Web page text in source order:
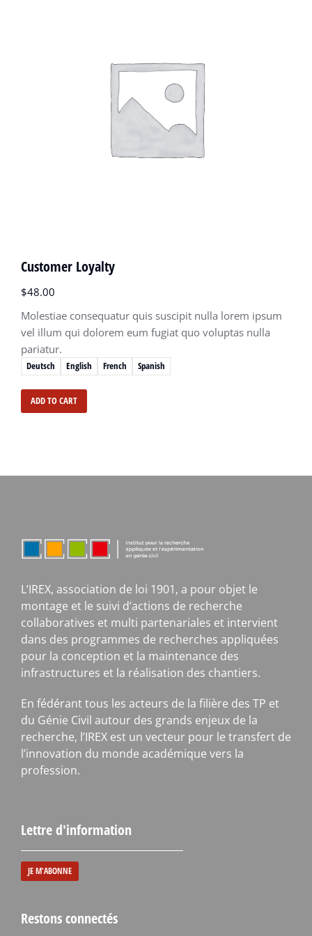
Deutsch English French Spanish
Customer Loyalty
$48.00
Molestiae consequatur quis suscipit nulla lorem ipsum
vel illum qui dolorem eum fugiat quo voluptas nulla
pariatur.
ADD TO CART
L’IREX, association de loi 1901, a pour objet le
montage et le suivi d’actions de recherche
collaboratives et multi partenariales et intervient
dans des programmes de recherches appliquées
pour la conception et la maintenance des
infrastructures et la réalisation des chantiers.
En fédérant tous les acteurs de la filière des TP et
du Génie Civil autour des grands enjeux de la
recherche, l’IREX est un vecteur pour le transfert de
l’innovation du monde académique vers la
profession.
Lettre d'information
JE M'ABONNE
Restons connectés